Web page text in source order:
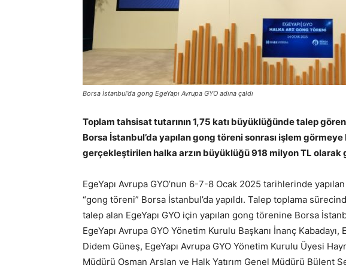
Borsa İstanbul’da gong EgeYapı Avrupa GYO adına çaldı
Toplam tahsisat tutarının 1,75 katı büyüklüğünde talep
Borsa İstanbul’da yapılan gong töreni sonrası işlem
gerçekleştirilen halka arzın büyüklüğü 918 milyon TL olarak
EgeYapı Avrupa GYO’nun 6-7-8 Ocak 2025 tarihlerinde
“gong töreni” Borsa İstanbul’da yapıldı. Talep toplama
talep alan EgeYapı GYO için yapılan gong törenine Borsa
EgeYapı Avrupa GYO Yönetim Kurulu Başkanı İnanç Kabadayı,
Didem Güneş, EgeYapı Avrupa GYO Yönetim Kurulu Üyesi
Müdürü Osman Arslan ve Halk Yatırım Genel Müdürü Bülent